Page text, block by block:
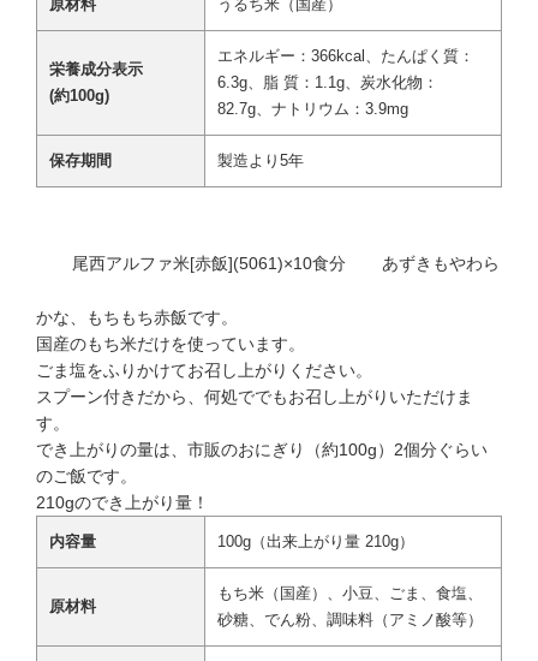
原材料 うるち米（国産）
栄養成分表示
(約100g)
エネルギー：366kcal、たんぱく質：
6.3g、脂 質：1.1g、炭水化物：
82.7g、ナトリウム：3.9mg
保存期間 製造より5年
尾西アルファ米[赤飯](5061)×10食分 あずきもやわら
かな、もちもち赤飯です。
国産のもち米だけを使っています。
ごま塩をふりかけてお召し上がりください。
スプーン付きだから、何処ででもお召し上がりいただけま
す。
でき上がりの量は、市販のおにぎり（約100g）2個分ぐらい
のご飯です。
210gのでき上がり量！
内容量 100g（出来上がり量 210g）
原材料
もち米（国産）、小豆、ごま、食塩、
砂糖、でん粉、調味料（アミノ酸等）